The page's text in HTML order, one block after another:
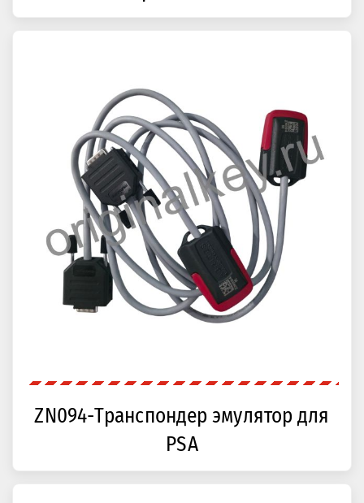
ZN094-Транспондер эмулятор для
PSA